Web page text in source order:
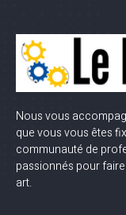
Nous vous
que vous vous êtes
communauté de
passionnés pour
art.